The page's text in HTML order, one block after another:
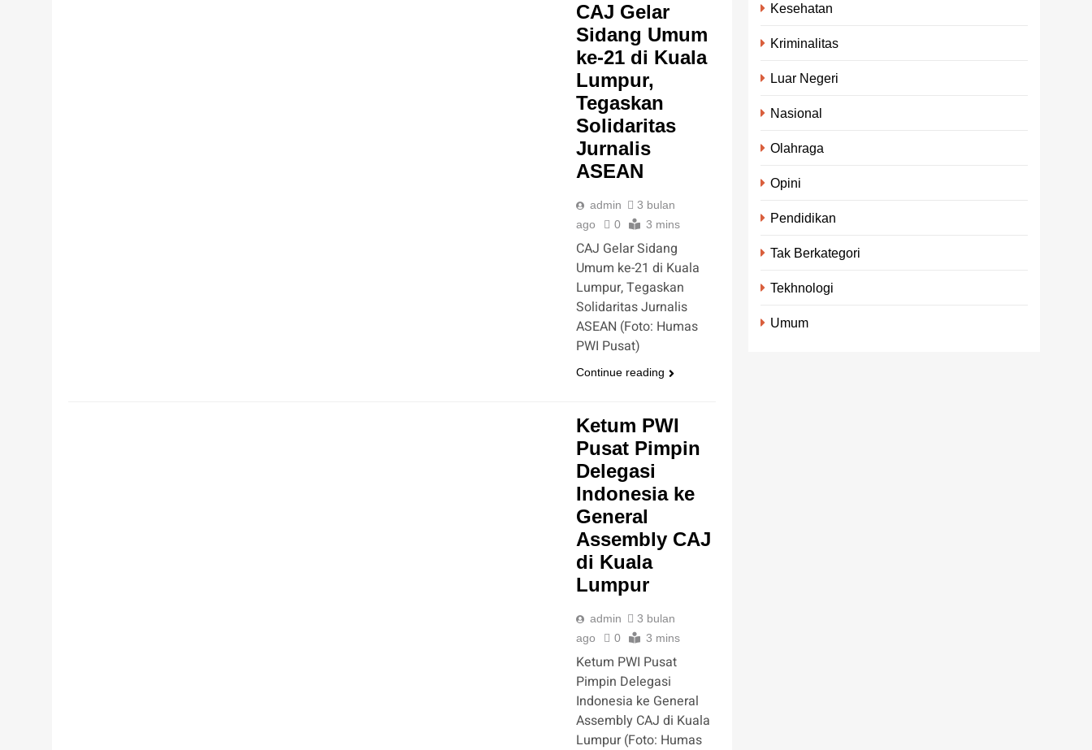
CAJ Gelar
Sidang Umum
ke-21 di Kuala
Lumpur,
Tegaskan
Solidaritas
Jurnalis
ASEAN
admin
3 bulan
ago
0 3 mins
CAJ Gelar Sidang
Umum ke-21 di Kuala
Lumpur, Tegaskan
Solidaritas Jurnalis
ASEAN (Foto: Humas
PWI Pusat)
Continue reading
Ketum PWI
Pusat Pimpin
Delegasi
Indonesia ke
General
Assembly CAJ
di Kuala
Lumpur
admin
3 bulan
ago
0 3 mins
Ketum PWI Pusat
Pimpin Delegasi
Indonesia ke General
Assembly CAJ di Kuala
Lumpur (Foto: Humas
Kesehatan
Kriminalitas
Luar Negeri
Nasional
Olahraga
Opini
Pendidikan
Tak Berkategori
Tekhnologi
Umum